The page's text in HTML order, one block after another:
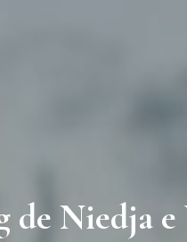
de Niedja